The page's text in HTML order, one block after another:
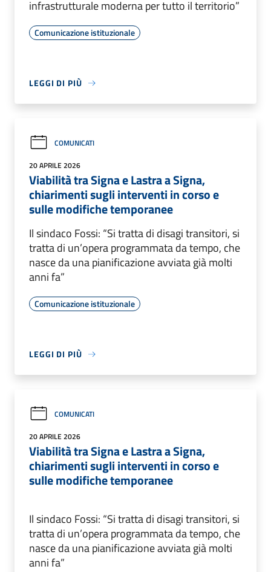
infrastrutturale moderna per tutto il territorio”
Comunicazione istituzionale
LEGGI DI PIÙ
COMUNICATI
20 APRILE 2026
Viabilità tra Signa e Lastra a Signa,
chiarimenti sugli interventi in corso e
sulle modifiche temporanee
Il sindaco Fossi: “Si tratta di disagi transitori, si
tratta di un’opera programmata da tempo, che
nasce da una pianificazione avviata già molti
anni fa”
Comunicazione istituzionale
LEGGI DI PIÙ
COMUNICATI
20 APRILE 2026
Viabilità tra Signa e Lastra a Signa,
chiarimenti sugli interventi in corso e
sulle modifiche temporanee
Il sindaco Fossi: “Si tratta di disagi transitori, si
tratta di un’opera programmata da tempo, che
nasce da una pianificazione avviata già molti
anni fa”